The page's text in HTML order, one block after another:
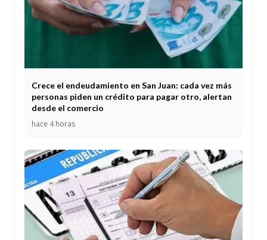
Crece el endeudamiento en San Juan: cada vez más
personas piden un crédito para pagar otro, alertan
desde el comercio
hace 4 horas